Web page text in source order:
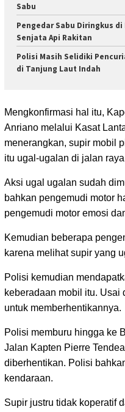
Sabu
Pengedar Sabu Diringkus
Senjata Api Rakitan
Polisi Masih Selidiki
di Tanjung Laut Indah
Mengkonfirmasi hal itu,
Anriano melalui Kasat
menerangkan, supir mobil
itu ugal-ugalan di jalan
Aksi ugal ugalan sudah
bahkan pengemudi motor
pengemudi motor emosi
Kemudian beberapa
karena melihat supir yang
Polisi kemudian
keberadaan mobil itu. Usai
untuk memberhentikannya.
Polisi memburu hingga ke
Jalan Kapten Pierre
diberhentikan. Polisi
kendaraan.
Supir justru tidak koperatif